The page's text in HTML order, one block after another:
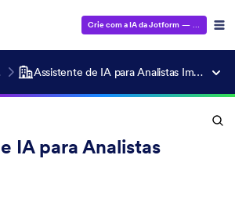
Crie com a IA da Jotform — É grátis!
Assistente de IA para Analistas Imobiliários
IA para Analistas